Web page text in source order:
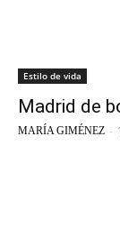
Estilo de vida
Madrid de
MARÍA GIMÉNEZ -